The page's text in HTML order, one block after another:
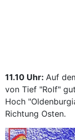
11.10 Uhr: Auf
von Tief "Rolf"
Hoch
Richtung Osten.